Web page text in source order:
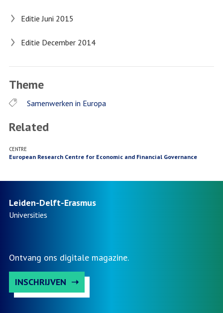
Editie Juni 2015
Editie December 2014
Theme
Samenwerken in Europa
Related
CENTRE
European Research Centre for Economic and Financial Governance
Leiden-Delft-Erasmus
Universities
Ontvang ons digitale magazine.
INSCHRIJVEN